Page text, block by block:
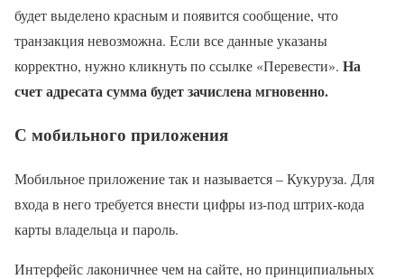
будет выделено красным и появится сообщение, что
транзакция невозможна. Если все данные указаны
корректно, нужно кликнуть по ссылке «Перевести». На
счет адресата сумма будет зачислена мгновенно.
С мобильного приложения
Мобильное приложение так и называется – Кукуруза. Для
входа в него требуется внести цифры из-под штрих-кода
карты владельца и пароль.
Интерфейс лаконичнее чем на сайте, но принципиальных